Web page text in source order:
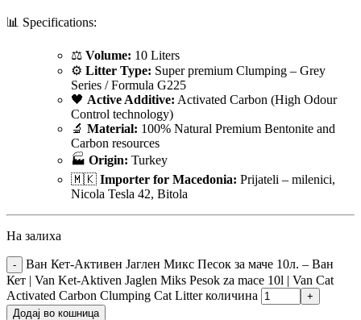
📊 Specifications:
⚖️ Volume: 10 Liters
⚙️ Litter Type: Super premium Clumping – Grey
Series / Formula G225
🖤 Active Additive: Activated Carbon (High Odour
Control technology)
🔬 Material: 100% Natural Premium Bentonite and
Carbon resources
🏭 Origin: Turkey
🇲🇰 Importer for Macedonia: Prijateli – milenici,
Nicola Tesla 42, Bitola
На залиха
Ван Кет-Активен Јаглен Микс Песок за маче 10л. – Ван
Кет | Van Ket-Aktiven Jaglen Miks Pesok za mace 10l | Van Cat
Activated Carbon Clumping Cat Litter количина
Додај во кошница